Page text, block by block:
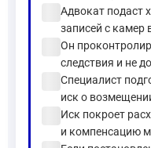
Адвокат подаст
записей с камер
Он
следствия и не
Специалист
иск о
Иск покроет
и компенсацию